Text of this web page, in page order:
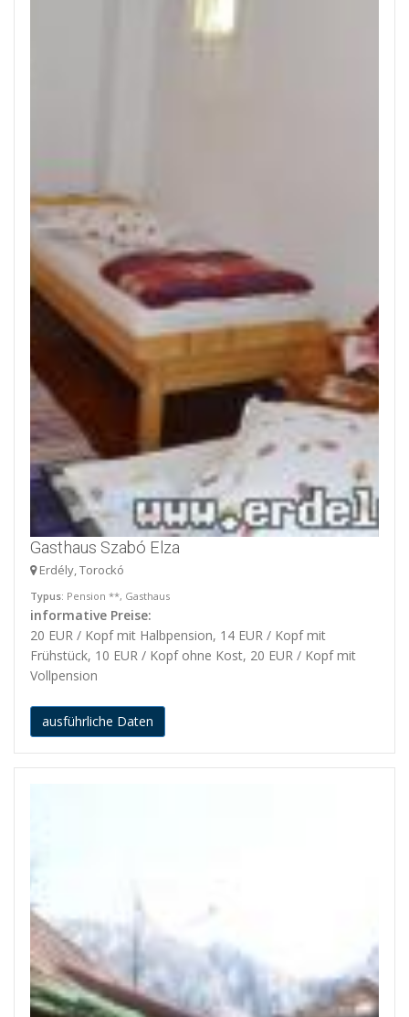
Gasthaus Szabó Elza
Erdély, Torockó
Typus: Pension **, Gasthaus
informative Preise:
20 EUR / Kopf mit Halbpension, 14 EUR / Kopf mit
Frühstück, 10 EUR / Kopf ohne Kost, 20 EUR / Kopf mit
Vollpension
ausführliche Daten